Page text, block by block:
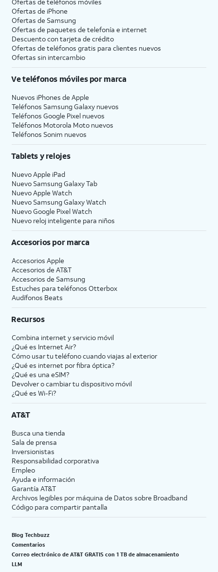
Ofertas de iPhone
Ofertas de Samsung
Ofertas de paquetes de telefonía e internet
Descuento con tarjeta de crédito
Ofertas de teléfonos gratis para clientes nuevos
Ofertas sin intercambio
Ve teléfonos móviles por marca
Nuevos iPhones de Apple
Teléfonos Samsung Galaxy nuevos
Teléfonos Google Pixel nuevos
Teléfonos Motorola Moto nuevos
Teléfonos Sonim nuevos
Tablets y relojes
Nuevo Apple iPad
Nuevo Samsung Galaxy Tab
Nuevo Apple Watch
Nuevo Samsung Galaxy Watch
Nuevo Google Pixel Watch
Nuevo reloj inteligente para niños
Accesorios por marca
Accesorios Apple
Accesorios de AT&T
Accesorios de Samsung
Estuches para teléfonos Otterbox
Audífonos Beats
Recursos
Combina internet y servicio móvil
¿Qué es Internet Air?
Cómo usar tu teléfono cuando viajas al exterior
¿Qué es internet por fibra óptica?
¿Qué es una eSIM?
Devolver o cambiar tu dispositivo móvil
¿Qué es Wi-Fi?
AT&T
Busca una tienda
Sala de prensa
Inversionistas
Responsabilidad corporativa
Empleo
Ayuda e información
Garantía AT&T
Archivos legibles por máquina de Datos sobre Broadband
Código para compartir pantalla
Blog Techbuzz
Comentarios
Correo electrónico de AT&T GRATIS con 1 TB de almacenamiento
LLM